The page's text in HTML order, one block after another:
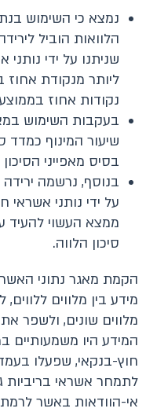
נמצא כי השימוש
הלוואות הוביל
שניתנו על ידי
נקודות אחוז
בעקבות השימוש
שיעור המינוף כמדד
בסיס מאפייני
בנוסף, נרשמה ירידה
על ידי נותני אשראי
ממצא העשוי להעיד
סיכון הלווה.
הקמת מאגר נתוני
מידע בין מלווים
מלווים שונים, ולשפר
המידע היו משמעותיים
חוץ-בנקאי, שפעלו
לתמחר אשראי בריביות
אי-הוודאות באשר לרמת